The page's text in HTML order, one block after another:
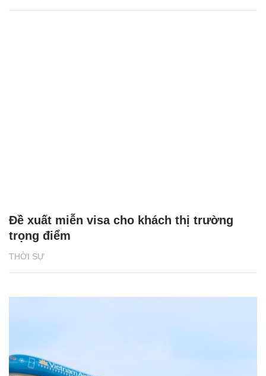
THỜI SỰ
Đề xuất miễn visa cho khách thị trường
trọng điểm